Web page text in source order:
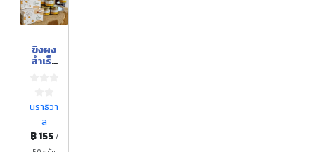
ขิงผง
สำเร็จ
นราธิวา
ส
฿ 155 /